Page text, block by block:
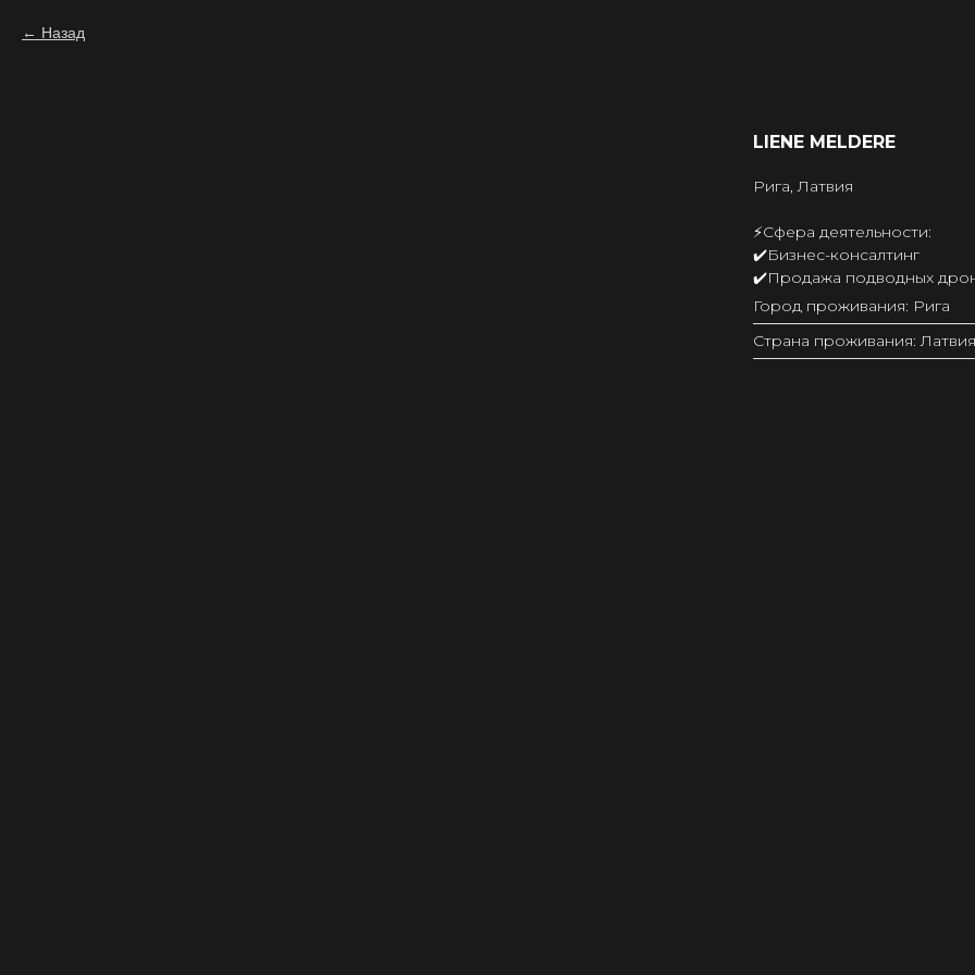
Назад
LIENE MELDERE
Рига, Латвия
⚡️Сфера деятельности:
✔️Бизнес-консалтинг
✔️Продажа подводных
Город проживания: Рига
Страна проживания: Латвия